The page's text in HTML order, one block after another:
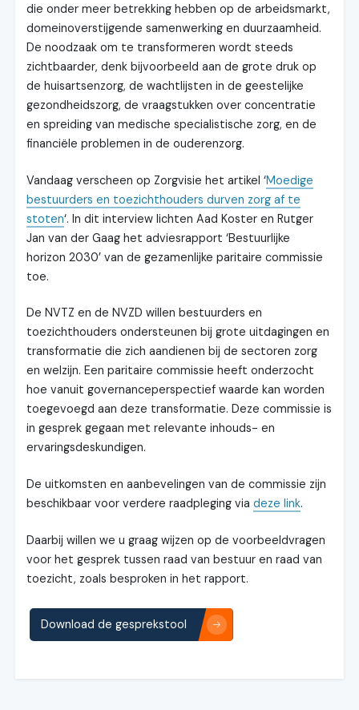
die onder meer betrekking hebben op de arbeidsmarkt,
domeinoverstijgende samenwerking en duurzaamheid.
De noodzaak om te transformeren wordt steeds
zichtbaarder, denk bijvoorbeeld aan de grote druk op
de huisartsenzorg, de wachtlijsten in de geestelijke
gezondheidszorg, de vraagstukken over concentratie
en spreiding van medische specialistische zorg, en de
financiële problemen in de ouderenzorg.
Vandaag verscheen op Zorgvisie het artikel ‘Moedige
bestuurders en toezichthouders durven zorg af te
stoten‘. In dit interview lichten Aad Koster en Rutger
Jan van der Gaag het adviesrapport ‘Bestuurlijke
horizon 2030’ van de gezamenlijke paritaire commissie
toe.
De NVTZ en de NVZD willen bestuurders en
toezichthouders ondersteunen bij grote uitdagingen en
transformatie die zich aandienen bij de sectoren zorg
en welzijn. Een paritaire commissie heeft onderzocht
hoe vanuit governanceperspectief waarde kan worden
toegevoegd aan deze transformatie. Deze commissie is
in gesprek gegaan met relevante inhouds- en
ervaringsdeskundigen.
De uitkomsten en aanbevelingen van de commissie zijn
beschikbaar voor verdere raadpleging viadeze link.
Daarbij willen we u graag wijzen op de voorbeeldvragen
voor het gesprek tussen raad van bestuur en raad van
toezicht, zoals besproken in het rapport.
Download de gesprekstool